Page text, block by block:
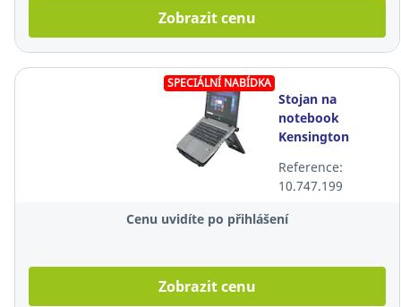
Zobrazit cenu
SPECIÁLNÍ NABÍDKA
Stojan na
notebook
Kensington
Riser, max. 17",
nastavitelný
Reference:
10.747.199
Cenu uvidíte po přihlášení
Zobrazit cenu